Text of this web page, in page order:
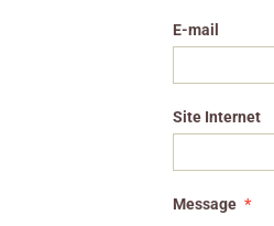
E-mail
Site Internet
Message